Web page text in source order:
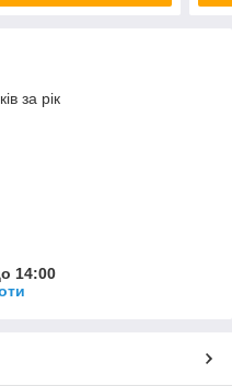
за рік
14:00